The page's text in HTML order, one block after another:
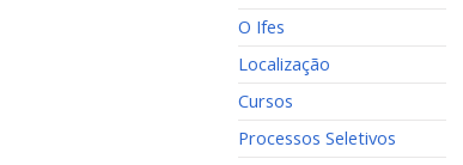
O Ifes
Localização
Cursos
Processos Seletivos